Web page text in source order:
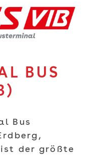
BUS
Bus
der größte